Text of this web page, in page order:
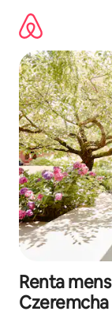
contenido
Renta
Czeremcha